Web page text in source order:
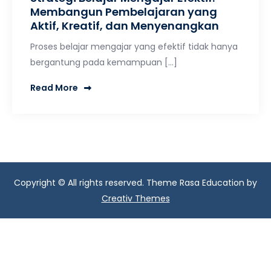
Membangun Pembelajaran yang
Aktif, Kreatif, dan Menyenangkan
Proses belajar mengajar yang efektif tidak hanya
bergantung pada kemampuan […]
Read More
Copyright © All rights reserved. Theme Rasa Education by
Creativ Themes